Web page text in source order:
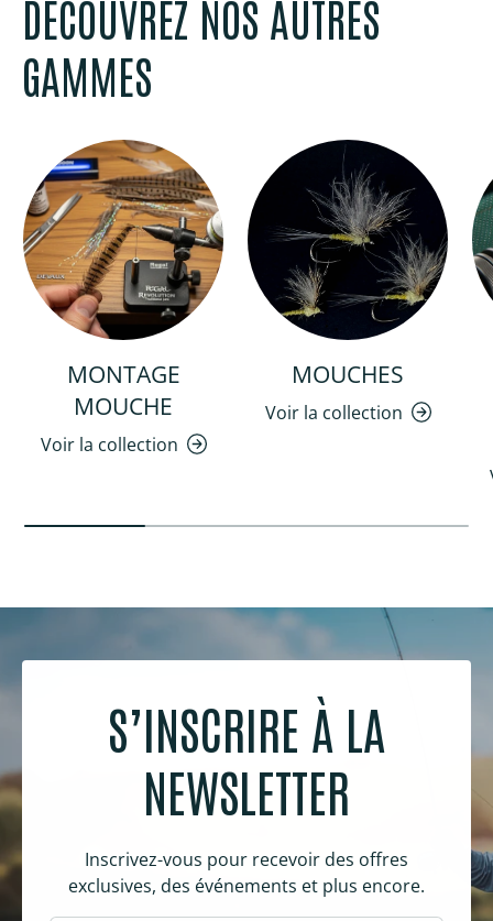
DÉCOUVREZ NOS AUTRES
GAMMES
MONTAGE
MOUCHE
Voir la collection
MOUCHES
Voir la collection
S’INSCRIRE À LA
NEWSLETTER
Inscrivez-vous pour recevoir des offres
exclusives, des événements et plus encore.